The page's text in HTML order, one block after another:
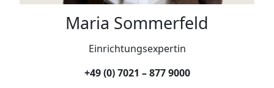
Maria Sommerfeld
Einrichtungsexpertin
+49 (0) 7021 – 877 9000